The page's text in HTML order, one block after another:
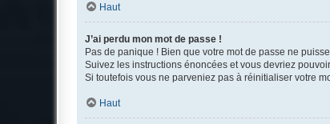
Haut
J’ai perdu mon mot de passe !
Pas de panique ! Bien que votre mot de passe ne
Suivez les instructions énoncées et vous devriez
Si toutefois vous ne parveniez pas à réinitialiser votre
Haut